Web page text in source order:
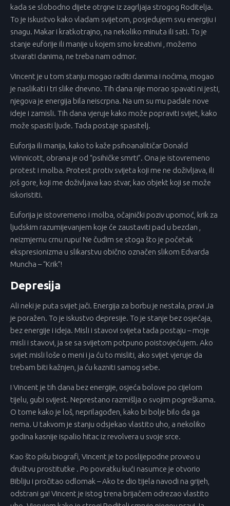
kada se slobodno dijete otrgne iz zagrljaja strogog Roditelja.
To je iskustvo kako vladam svijetom, posjedujem svu energiju i
snagu. Makar i kratkotrajno, na nekoliko minuta ili sati. To je
stanje euforije ili manije u kojem smo kreativni , možemo
stvarati danima, ne treba nam odmor.
Vincent je u tom stanju mogao raditi danima i noćima, mogao
je naslikati i tri slike dnevno. Tih dana nije morao spavati ni jesti,
njegova je energija bila neiscrpna. Na um su mu padale nove
ideje i zamisli. Tih dana vjeruje kako može popraviti svijet, kako
može spasiti ljude. Tada postaje spasitelj.
Euforija ili manija, kako to kaže psihoanalitičar Donald
Winnicott, obrana je od “psihičke smrti”. Ona je istovremeno
protest i molba. Protest protiv svijeta koji me ne doživljava, ili
još gore, koji me doživljava kao stvar, kao objekt koji se može
iskoristiti.
Euforija je istovremeno i molba, očajnički poziv upomoć, krik za
ljudskim razumijevanjem koje će zaustaviti pad u bezdan ,
neizmjernu crnu rupu! Ne čudim se stoga što je početak
ekspresionizma u slikarstvu obično označen slikom Edvarda
Muncha – “Krik”!
Depresija
Ali neki je puta svijet jači. Energija za borbu je nestala, pravi Ja
je poražen. To je iskustvo depresije. To je stanje bez osjećaja,
bez energije i ideja. Misli i stavovi svijeta tada postaju – moje
misli i stavovi, ja se sa svijetom potpuno poistovjećujem. Ako
svijet misli loše o meni i ja ću to misliti, ako svijet vjeruje da
trebam biti kažnjen, ja ću kazniti samog sebe.
I Vincent je tih dana bez energije, osjeća bolove po cijelom
tijelu, gubi svijest. Neprestano razmišlja o svojim pogreškama.
O tome kako je loš, neprilagođen, kako bi bolje bilo da ga
nema. U takvom je stanju odsjekao vlastito uho, a nekoliko
godina kasnije ispalio hitac iz revolvera u svoje srce.
Kao što pišu biografi, Vincent je to poslijepodne proveo u
društvu prostitutke . Po povratku kući nasumce je otvorio
Bibliju i pročitao odlomak – Ako te dio tijela navodi na grijeh,
odstrani ga! Vincent je istog trena brijačem odrezao vlastito